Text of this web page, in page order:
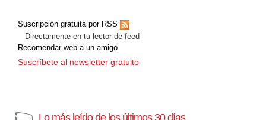
Suscripción gratuita por RSS
Directamente en tu lector de feed
Recomendar web a un amigo
Suscríbete al newsletter gratuito
Lo más leído de los últimos 30 días